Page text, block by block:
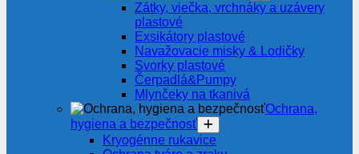
Zátky, viečka, vrchnáky a uzávery
plastové
Exsikátory plastové
Navažovacie misky & Lodičky
Svorky plastové
Čerpadlá&Pumpy
Mlynčeky na tkanivá
Ochrana,
hygiena a bezpečnosť
Kryogénne rukavice